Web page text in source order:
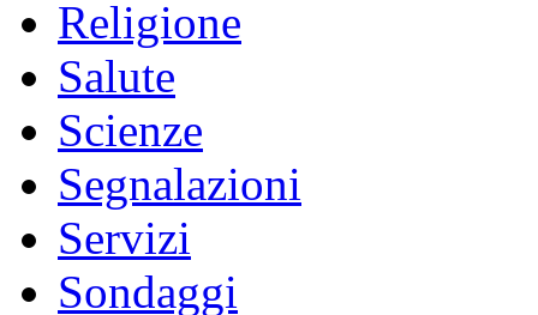
Religione
Salute
Scienze
Segnalazioni
Servizi
Sondaggi